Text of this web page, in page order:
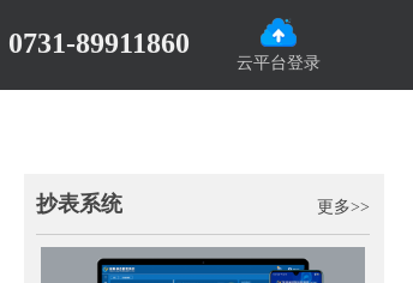
云平台登录
0731-89911860
抄表系统 更多>>